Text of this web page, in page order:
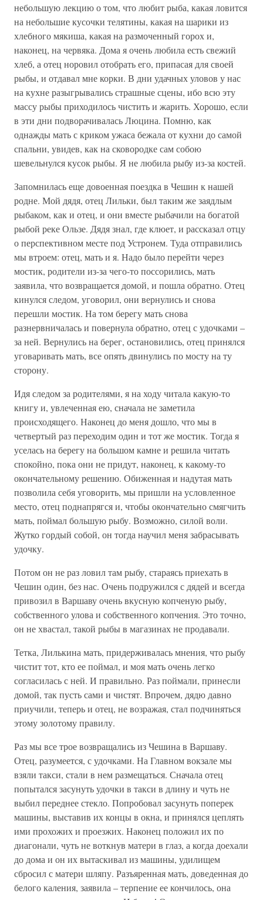
небольшую лекцию о том, что любит рыба, какая ловится
на небольшие кусочки телятины, какая на шарики из
хлебного мякиша, какая на размоченный горох и,
наконец, на червяка. Дома я очень любила есть свежий
хлеб, а отец норовил отобрать его, припасая для своей
рыбы, и отдавал мне корки. В дни удачных уловов у нас
на кухне разыгрывались страшные сцены, ибо всю эту
массу рыбы приходилось чистить и жарить. Хорошо, если
в эти дни подворачивалась Люцина. Помню, как
однажды мать с криком ужаса бежала от кухни до самой
спальни, увидев, как на сковородке сам собою
шевельнулся кусок рыбы. Я не любила рыбу из-за костей.
Запомнилась еще довоенная поездка в Чешин к нашей
родне. Мой дядя, отец Лильки, был таким же заядлым
рыбаком, как и отец, и они вместе рыбачили на богатой
рыбой реке Ользе. Дядя знал, где клюет, и рассказал отцу
о перспективном месте под Устронем. Туда отправились
мы втроем: отец, мать и я. Надо было перейти через
мостик, родители из-за чего-то поссорились, мать
заявила, что возвращается домой, и пошла обратно. Отец
кинулся следом, уговорил, они вернулись и снова
перешли мостик. На том берегу мать снова
разнервничалась и повернула обратно, отец с удочками –
за ней. Вернулись на берег, остановились, отец принялся
уговаривать мать, все опять двинулись по мосту на ту
сторону.
Идя следом за родителями, я на ходу читала какую-то
книгу и, увлеченная ею, сначала не заметила
происходящего. Наконец до меня дошло, что мы в
четвертый раз переходим один и тот же мостик. Тогда я
уселась на берегу на большом камне и решила читать
спокойно, пока они не придут, наконец, к какому-то
окончательному решению. Обиженная и надутая мать
позволила себя уговорить, мы пришли на условленное
место, отец поднапрягся и, чтобы окончательно смягчить
мать, поймал большую рыбу. Возможно, силой воли.
Жутко гордый собой, он тогда научил меня забрасывать
удочку.
Потом он не раз ловил там рыбу, стараясь приехать в
Чешин один, без нас. Очень подружился с дядей и всегда
привозил в Варшаву очень вкусную копченую рыбу,
собственного улова и собственного копчения. Это точно,
он не хвастал, такой рыбы в магазинах не продавали.
Тетка, Лилькина мать, придерживалась мнения, что рыбу
чистит тот, кто ее поймал, и моя мать очень легко
согласилась с ней. И правильно. Раз поймали, принесли
домой, так пусть сами и чистят. Впрочем, дядю давно
приучили, теперь и отец, не возражая, стал подчиняться
этому золотому правилу.
Раз мы все трое возвращались из Чешина в Варшаву.
Отец, разумеется, с удочками. На Главном вокзале мы
взяли такси, стали в нем размещаться. Сначала отец
попытался засунуть удочки в такси в длину и чуть не
выбил переднее стекло. Попробовал засунуть поперек
машины, выставив их концы в окна, и принялся цеплять
ими прохожих и проезжих. Наконец положил их по
диагонали, чуть не воткнув матери в глаз, а когда доехали
до дома и он их вытаскивал из машины, удилищем
сбросил с матери шляпу. Разъяренная мать, доведенная до
белого каления, заявила – терпение ее кончилось, она